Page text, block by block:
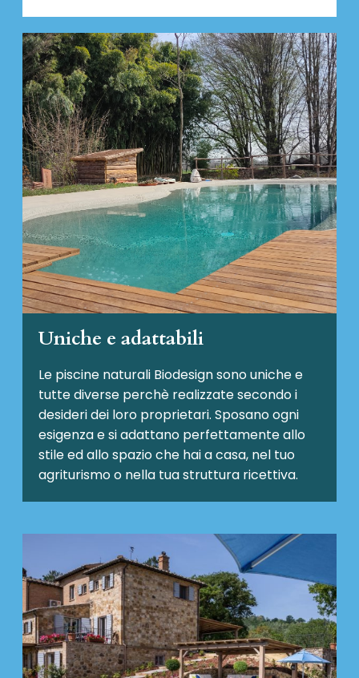
Uniche e adattabili
Le piscine naturali Biodesignsono uniche e
tutte diverse perchè realizzate secondo i
desideri dei loro proprietari. Sposano ogni
esigenza e si adattano perfettamente allo
stile ed allo spazio che hai a casa, nel tuo
agriturismo o nella tua struttura ricettiva.